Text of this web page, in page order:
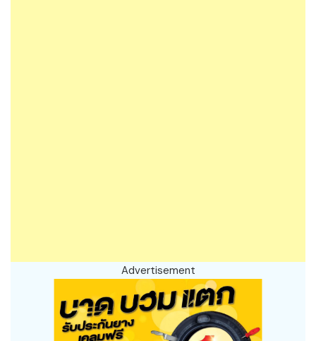
Advertisement